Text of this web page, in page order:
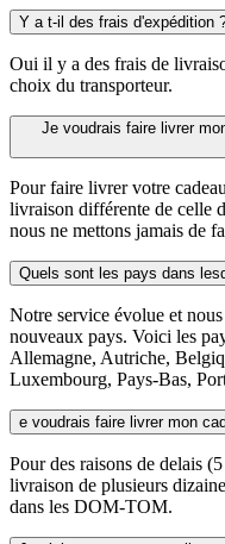
Y a t-il des frais d'expédition
Oui il y a des frais de
choix du transporteur.
Je voudrais faire livrer
Pour faire livrer votre
livraison différente de celle
nous ne mettons jamais de
Quels sont les pays dans
Notre service évolue et
nouveaux pays. Voici les
Allemagne, Autriche,
Luxembourg, Pays-Bas,
e voudrais faire livrer mon
Pour des raisons de delais
livraison de plusieurs
dans les DOM-TOM.